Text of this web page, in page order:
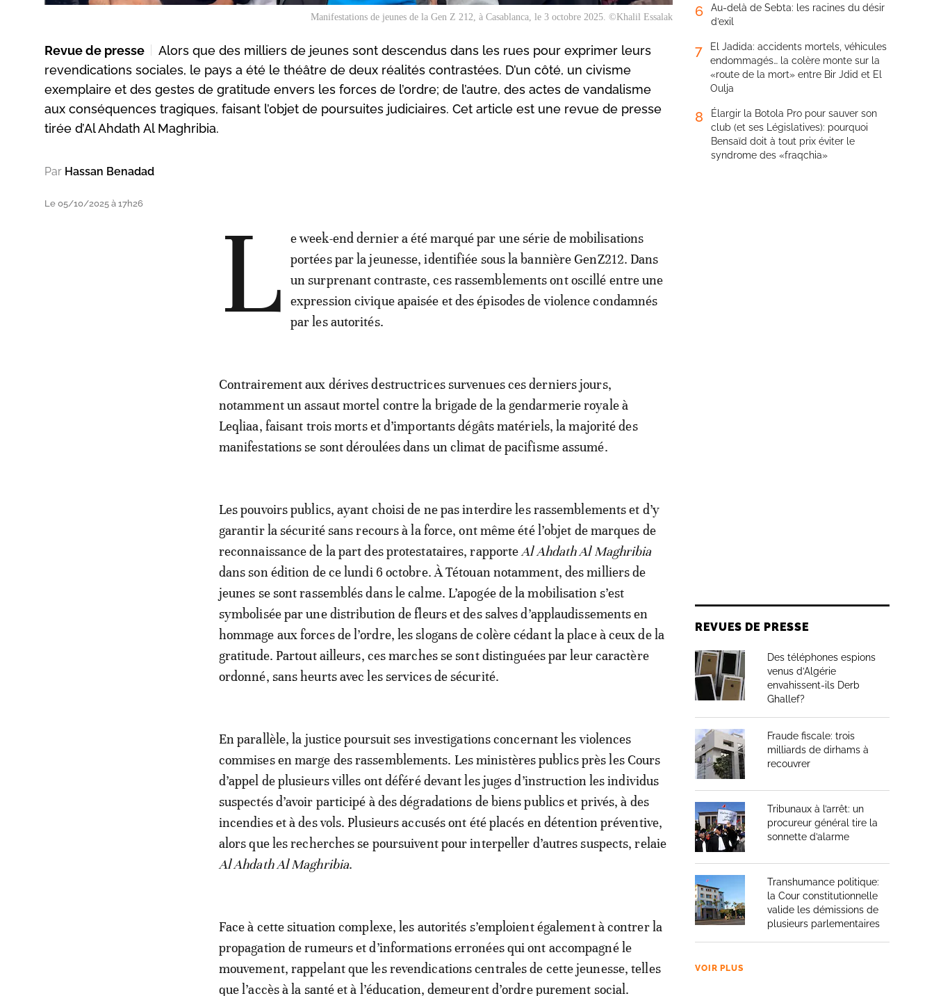
Manifestations de jeunes de la Gen Z 212, à Casablanca, le 3 octobre 2025. ©Khalil Essalak
Revue de presse
Alors que des milliers de jeunes sont descendus dans les rues pour exprimer leurs
revendications sociales, le pays a été le théâtre de deux réalités contrastées. D’un côté, un civisme
exemplaire et des gestes de gratitude envers les forces de l’ordre; de l’autre, des actes de vandalisme
aux conséquences tragiques, faisant l’objet de poursuites judiciaires. Cet article est une revue de presse
tirée d’Al Ahdath Al Maghribia.
Par Hassan Benadad
Le 05/10/2025 à 17h26 L
e week-end dernier a été marqué par une série de mobilisations
portées par la jeunesse, identifiée sous la bannière GenZ212. Dans
un surprenant contraste, ces rassemblements ont oscillé entre une
expression civique apaisée et des épisodes de violence condamnés
par les autorités.
Contrairement aux dérives destructrices survenues ces derniers jours,
notamment un assaut mortel contre la brigade de la gendarmerie royale à
Leqliaa, faisant trois morts et d’importants dégâts matériels, la majorité des
manifestations se sont déroulées dans un climat de pacifisme assumé.
Les pouvoirs publics, ayant choisi de ne pas interdire les rassemblements et d’y
garantir la sécurité sans recours à la force, ont même été l’objet de marques de
reconnaissance de la part des protestataires, rapporte Al Ahdath Al Maghribia
dans son édition de ce lundi 6 octobre. À Tétouan notamment, des milliers de
jeunes se sont rassemblés dans le calme. L’apogée de la mobilisation s’est
symbolisée par une distribution de fleurs et des salves d’applaudissements en
hommage aux forces de l’ordre, les slogans de colère cédant la place à ceux de la
gratitude. Partout ailleurs, ces marches se sont distinguées par leur caractère
ordonné, sans heurts avec les services de sécurité.
En parallèle, la justice poursuit ses investigations concernant les violences
commises en marge des rassemblements. Les ministères publics près les Cours
d’appel de plusieurs villes ont déféré devant les juges d’instruction les individus
suspectés d’avoir participé à des dégradations de biens publics et privés, à des
incendies et à des vols. Plusieurs accusés ont été placés en détention préventive,
alors que les recherches se poursuivent pour interpeller d’autres suspects, relaie
Al Ahdath Al Maghribia.
Face à cette situation complexe, les autorités s’emploient également à contrer la
propagation de rumeurs et d’informations erronées qui ont accompagné le
mouvement, rappelant que les revendications centrales de cette jeunesse, telles
que l’accès à la santé et à l’éducation, demeurent d’ordre purement social.
6
Au-delà de Sebta: les racines du désir
d’exil
7
El Jadida: accidents mortels, véhicules
endommagés… la colère monte sur la
«route de la mort» entre Bir Jdid et El
Oulja
8
Élargir la Botola Pro pour sauver son
club (et ses Législatives): pourquoi
Bensaïd doit à tout prix éviter le
syndrome des «fraqchia»
REVUES DE PRESSE
Des téléphones espions
venus d’Algérie
envahissent-ils Derb
Ghallef?
Fraude fiscale: trois
milliards de dirhams à
recouvrer
Tribunaux à l’arrêt: un
procureur général tire la
sonnette d’alarme
Transhumance politique:
la Cour constitutionnelle
valide les démissions de
plusieurs parlementaires
VOIR PLUS